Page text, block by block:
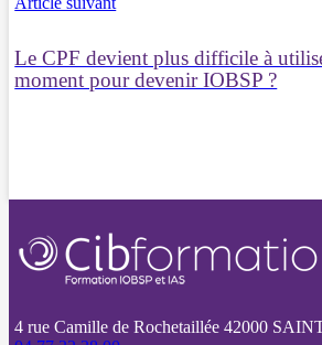
Le CPF devient plus difficile à
moment pour devenir IOBSP ?
4 rue Camille de Rochetaillée 42000